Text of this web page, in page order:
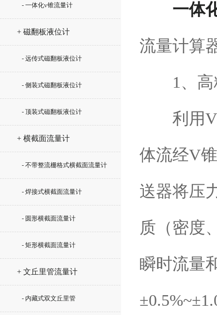
- 一体化v锥流量计
+ 磁翻板液位计
- 远传式磁翻板液位计
- 侧装式磁翻板液位计
- 顶装式磁翻板液位计
+ 横截面流量计
- 不带整流栅格式横截面流量计
- 焊接式横截面流量计
- 圆形横截面流量计
- 矩形横截面流量计
+ 文丘里管流量计
- 内藏式双文丘里管
一体
流量计算
1、高
利用V
体流经V
送器将压
质（密度
瞬时流量